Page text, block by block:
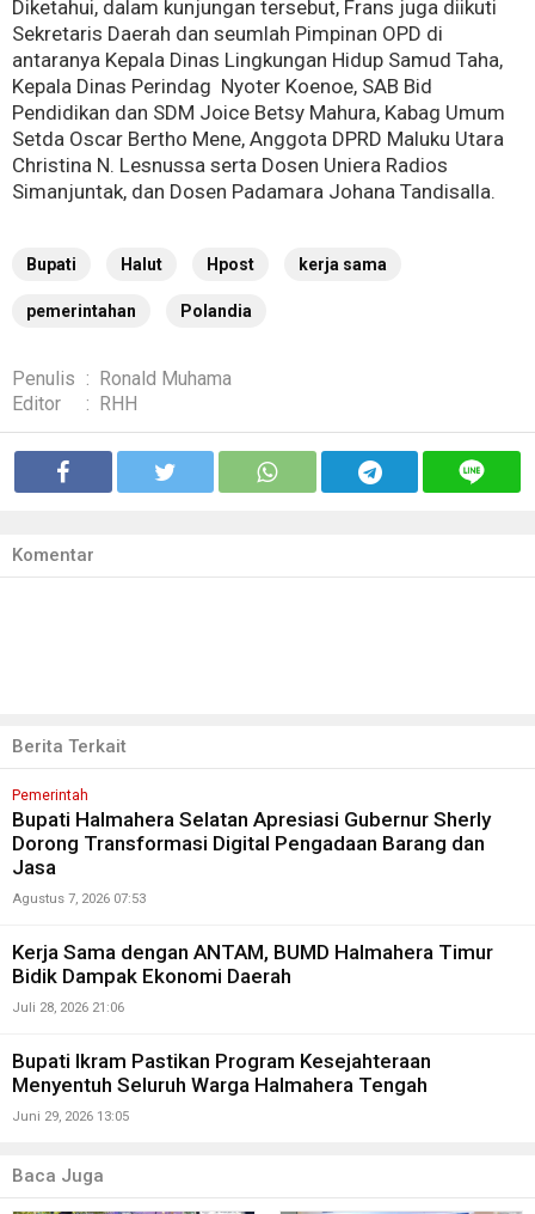
Diketahui, dalam kunjungan tersebut, Frans juga diikuti
Sekretaris Daerah dan seumlah Pimpinan OPD di
antaranya Kepala Dinas Lingkungan Hidup Samud Taha,
Kepala Dinas Perindag Nyoter Koenoe, SAB Bid
Pendidikan dan SDM Joice Betsy Mahura, Kabag Umum
Setda Oscar Bertho Mene, Anggota DPRD Maluku Utara
Christina N. Lesnussa serta Dosen Uniera Radios
Simanjuntak, dan Dosen Padamara Johana Tandisalla.
Bupati Halut Hpost kerja sama
pemerintahan Polandia
Penulis : Ronald Muhama
Editor
: RHH
Komentar
Berita Terkait
Pemerintah
Bupati Halmahera Selatan Apresiasi Gubernur Sherly
Dorong Transformasi Digital Pengadaan Barang dan
Jasa
Agustus 7, 2026 07:53
Kerja Sama dengan ANTAM, BUMD Halmahera Timur
Bidik Dampak Ekonomi Daerah
Juli 28, 2026 21:06
Bupati Ikram Pastikan Program Kesejahteraan
Menyentuh Seluruh Warga Halmahera Tengah
Juni 29, 2026 13:05
Baca Juga